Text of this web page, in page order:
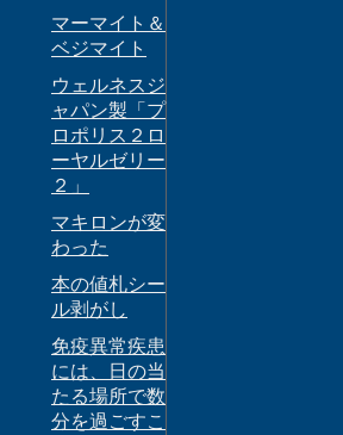
マーマイト＆
ベジマイト
ウェルネスジ
ャパン製「プ
ロポリス２ロ
ーヤルゼリー
２」
マキロンが変
わった
本の値札シー
ル剥がし
免疫異常疾患
には、日の当
たる場所で数
分を過ごすこ